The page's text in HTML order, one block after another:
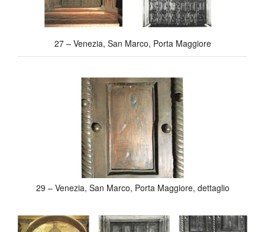
27 – Venezia, San Marco, Porta Maggiore
29 – Venezia, San Marco, Porta Maggiore, dettaglio